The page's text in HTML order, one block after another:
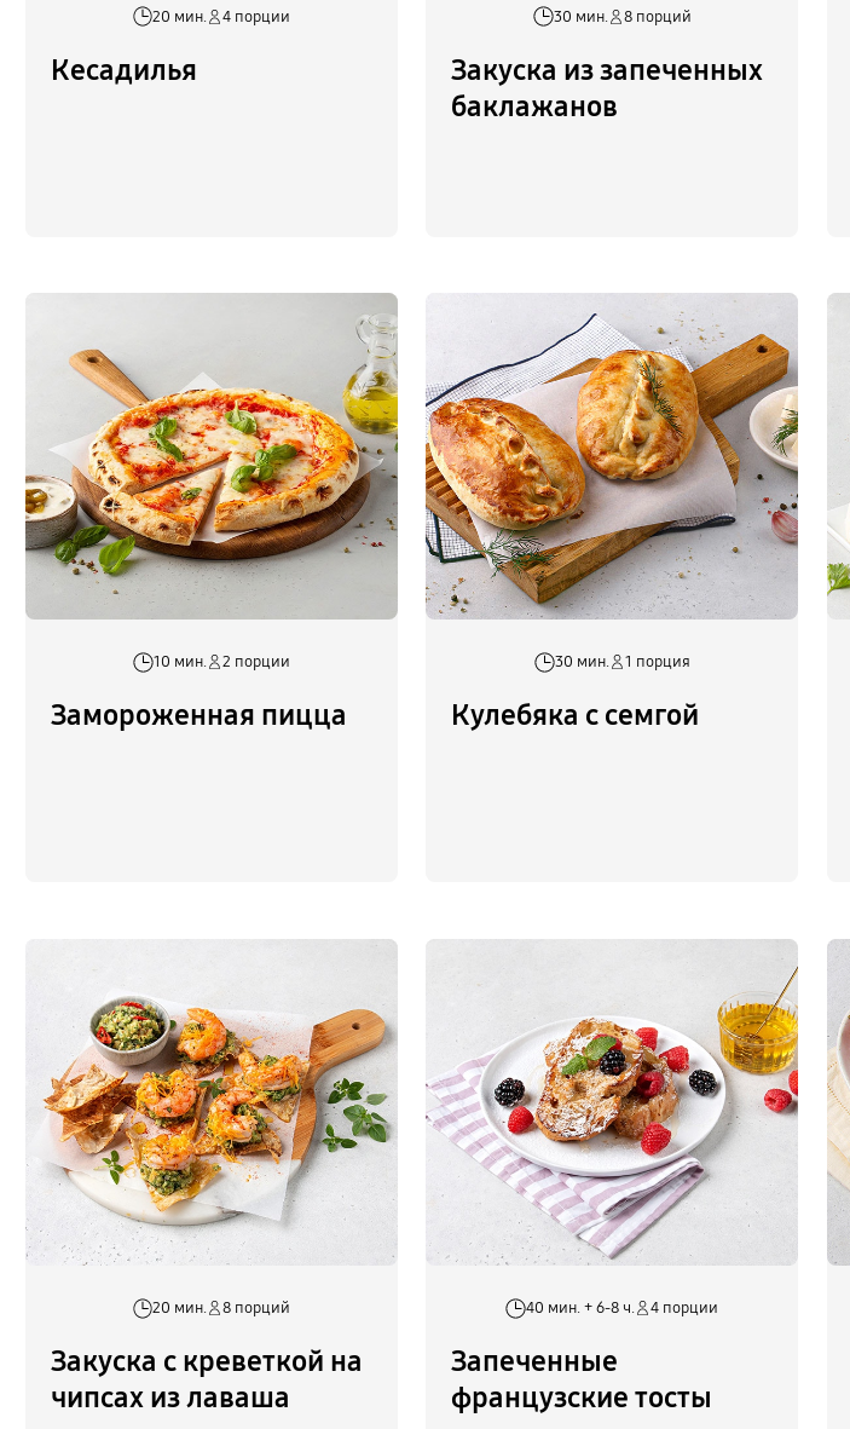
20 мин. 4 порции
Кесадилья
30 мин. 8 порций
Закуска из запеченных
баклажанов
10 мин. 2 порции
Замороженная пицца
30 мин. 1 порция
Кулебяка с семгой
20 мин. 8 порций
Закуска с креветкой на
чипсах из лаваша
40 мин. + 6-8 ч. 4 порции
Запеченные
французские тосты